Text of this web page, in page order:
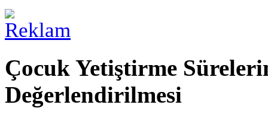
Çocuk Yetiştirme
Değerlendirilmesi